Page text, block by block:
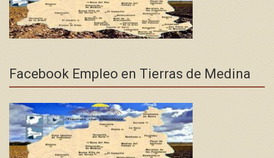
Facebook Empleo en Tierras de Medina